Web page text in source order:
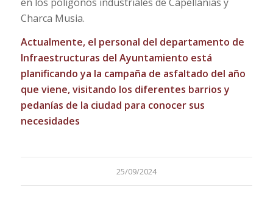
Charca Musia.
Actualmente, el personal del departamento de
Infraestructuras del Ayuntamiento está
planificando ya la campaña de asfaltado del año
que viene, visitando los diferentes barrios y
pedanías de la ciudad para conocer sus
necesidades
25/09/2024